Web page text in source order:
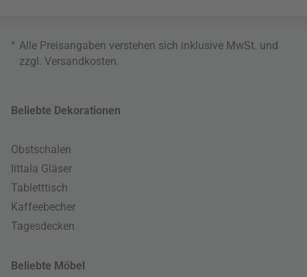
* Alle Preisangaben verstehen sich inklusive MwSt. und
zzgl. Versandkosten.
Beliebte Dekorationen
Obstschalen
Iittala Gläser
Tabletttisch
Kaffeebecher
Tagesdecken
Beliebte Möbel